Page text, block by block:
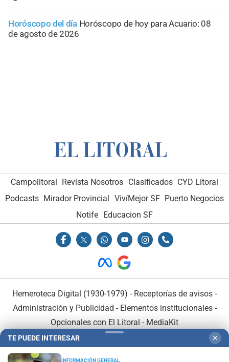
Horóscopo del día Horóscopo de hoy para Acuario: 08
de agosto de 2026
Campolitoral Revista Nosotros Clasificados CYD Litoral
Podcasts Mirador Provincial VivíMejor SF Puerto Negocios
Notife Educacion SF
Hemeroteca Digital (1930-1979) - Receptorías de avisos -
Administración y Publicidad - Elementos institucionales-
Opcionales con El Litoral - MediaKit
TE PUEDE INTERESAR ✕
INFORMACIÓN GENERAL